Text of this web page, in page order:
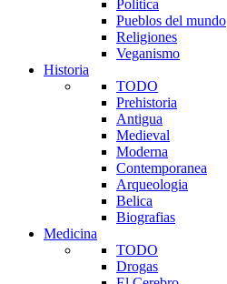
Politica
Pueblos del mundo
Religiones
Veganismo
Historia
TODO
Prehistoria
Antigua
Medieval
Moderna
Contemporanea
Arqueologia
Belica
Biografias
Medicina
TODO
Drogas